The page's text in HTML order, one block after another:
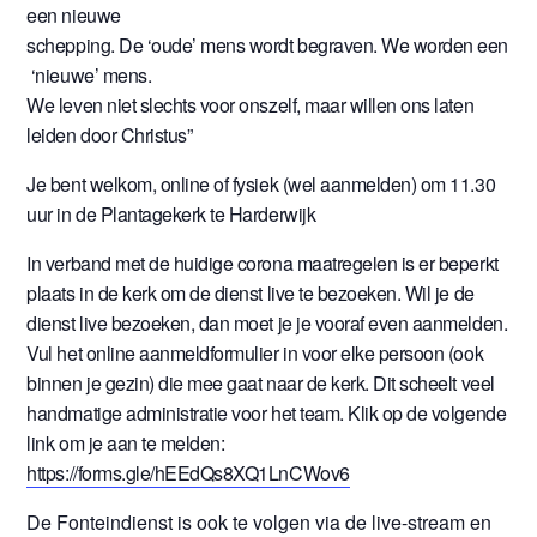
een nieuwe
schepping. De ‘oude’ mens wordt begraven. We worden een
‘nieuwe’ mens.
We leven niet slechts voor onszelf, maar willen ons laten
leiden door Christus”
Je bent welkom, online of fysiek (wel aanmelden) om 11.30
uur in de Plantagekerk te Harderwijk
In verband met de huidige corona maatregelen is er beperkt
plaats in de kerk om de dienst live te bezoeken. Wil je de
dienst live bezoeken, dan moet je je vooraf even aanmelden.
Vul het online aanmeldformulier in voor elke persoon (ook
binnen je gezin) die mee gaat naar de kerk. Dit scheelt veel
handmatige administratie voor het team. Klik op de volgende
link om je aan te melden:
https://forms.gle/hEEdQs8XQ1LnCWov6
De Fonteindienst is ook te volgen via de live-stream en